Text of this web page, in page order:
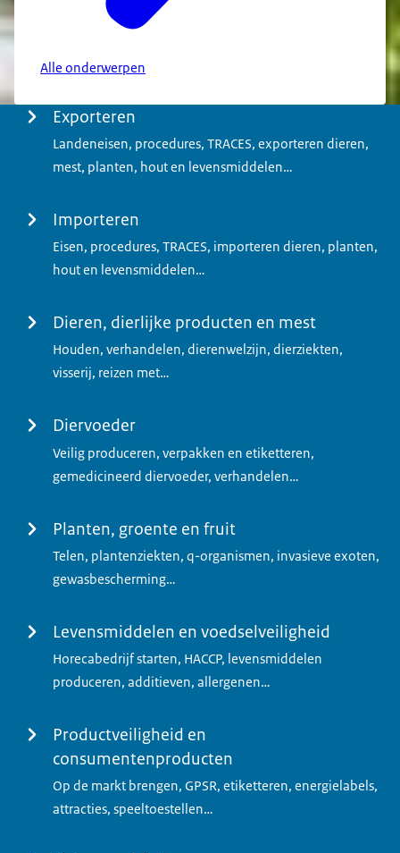
Alle onderwerpen
Menu Exporteren
Landeneisen, procedures, TRACES, exporteren dieren,
mest, planten, hout en levensmiddelen…
Importeren
Eisen, procedures, TRACES, importeren dieren, planten,
hout en levensmiddelen…
Dieren, dierlijke producten en mest
Houden, verhandelen, dierenwelzijn, dierziekten,
visserij, reizen met…
Diervoeder
Veilig produceren, verpakken en etiketteren,
gemedicineerd diervoeder, verhandelen…
Planten, groente en fruit
Telen, plantenziekten, q-organismen, invasieve exoten,
gewasbescherming…
Levensmiddelen en voedselveiligheid
Horecabedrijf starten, HACCP, levensmiddelen
produceren, additieven, allergenen…
Productveiligheid en
consumentenproducten
Op de markt brengen, GPSR, etiketteren, energielabels,
attracties, speeltoestellen…